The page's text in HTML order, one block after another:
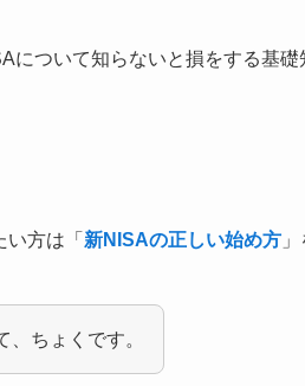
について知らないと損をする基
方は「 新NISAの正しい始め方
、ちょくです。